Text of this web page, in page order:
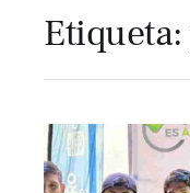
Etiqueta: